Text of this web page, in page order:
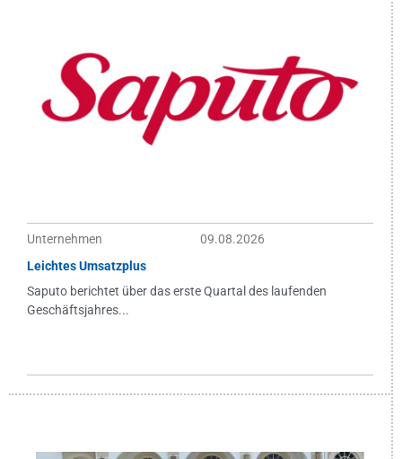
Unternehmen
09.08.2026
Leichtes Umsatzplus
Saputo berichtet über das erste Quartal des laufenden
Geschäftsjahres...